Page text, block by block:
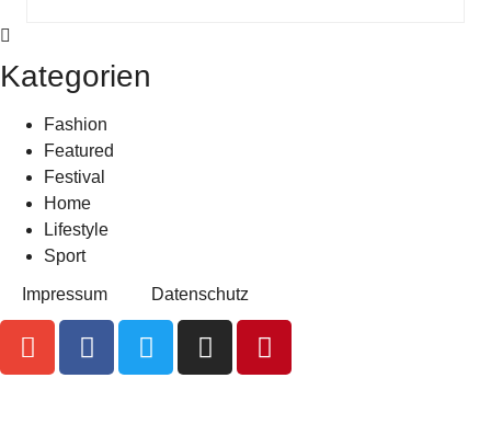
Kategorien
Fashion
Featured
Festival
Home
Lifestyle
Sport
Impressum Datenschutz